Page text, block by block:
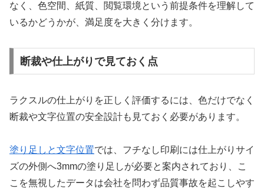
なく、色空間、紙質、閲覧環境という前提条件を理解して
いるかどうかが、満足度を大きく分けます。
断裁や仕上がりで見ておく点
ラクスルの仕上がりを正しく評価するには、色だけでなく
断裁や文字位置の安全設計も見ておく必要があります。
塗り足しと文字位置では、フチなし印刷には仕上がりサイ
ズの外側へ3mmの塗り足しが必要と案内されており、こ
こを無視したデータは会社を問わず品質事故を起こしやす